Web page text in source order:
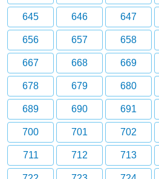
645 646 647
656 657 658
667 668 669
678 679 680
689 690 691
700 701 702
711 712 713